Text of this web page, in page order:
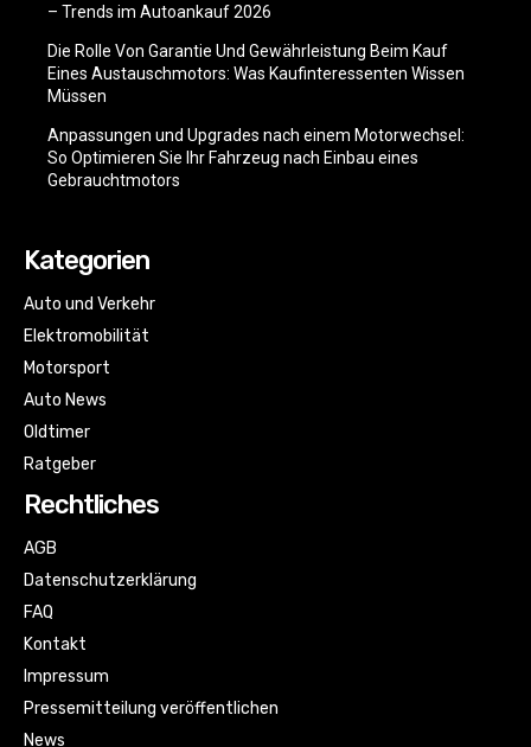
– Trends im Autoankauf 2026
Die Rolle Von Garantie Und Gewährleistung Beim Kauf
Eines Austauschmotors: Was Kaufinteressenten Wissen
Müssen
Anpassungen und Upgrades nach einem Motorwechsel:
So Optimieren Sie Ihr Fahrzeug nach Einbau eines
Gebrauchtmotors
Kategorien
Auto und Verkehr
Elektromobilität
Motorsport
Auto News
Oldtimer
Ratgeber
Rechtliches
AGB
Datenschutzerklärung
FAQ
Kontakt
Impressum
Pressemitteilung veröffentlichen
News